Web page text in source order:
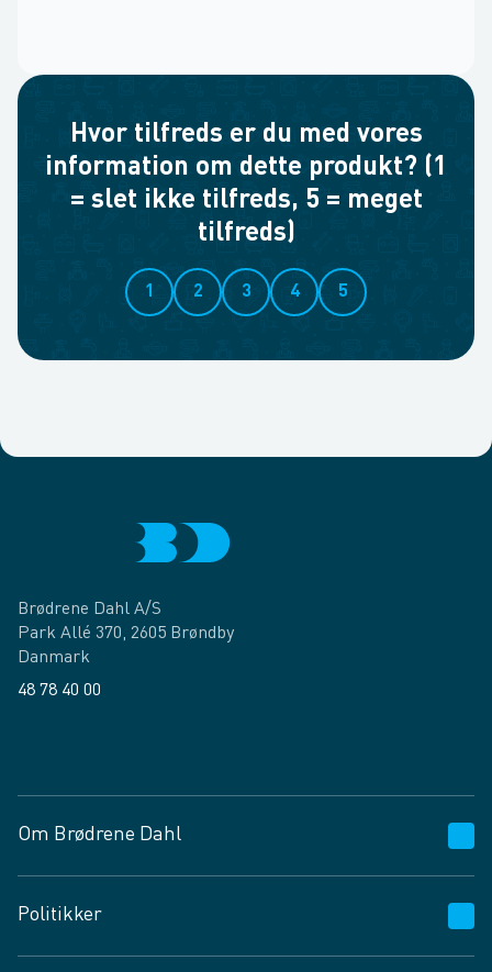
Hvor tilfreds er du med vores
information om dette produkt? (1
= slet ikke tilfreds, 5 = meget
tilfreds)
1 2 3 4 5
Brødrene Dahl A/S
Park Allé 370, 2605 Brøndby
Danmark
48 78 40 00
Om Brødrene Dahl
Vagttelefon 30 10 89 89
Spørgsmål og svar
Politikker